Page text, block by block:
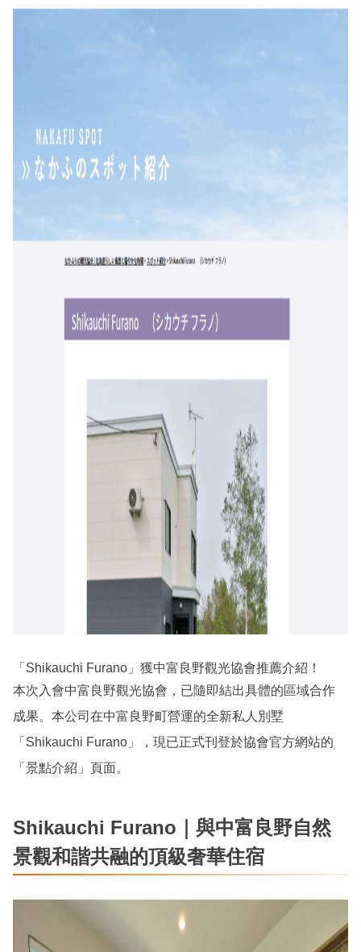
「Shikauchi Furano」獲中富良野觀光協會推薦介紹！
本次入會中富良野觀光協會，已隨即結出具體的區域合作
成果。本公司在中富良野町營運的全新私人別墅
「Shikauchi Furano」，現已正式刊登於協會官方網站的
「景點介紹」頁面。
Shikauchi Furano｜與中富良野自然
景觀和諧共融的頂級奢華住宿